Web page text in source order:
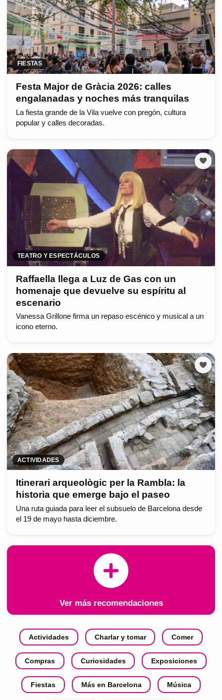
FIESTAS
Festa Major de Gràcia 2026: calles
engalanadas y noches más tranquilas
La fiesta grande de la Vila vuelve con pregón, cultura
popular y calles decoradas.
TEATRO Y ESPECTÁCULOS
Raffaella llega a Luz de Gas con un
homenaje que devuelve su espíritu al
escenario
Vanessa Grillone firma un repaso escénico y musical a un
icono eterno.
ACTIVIDADES
Itinerari arqueològic per la Rambla: la
historia que emerge bajo el paseo
Una ruta guiada para leer el subsuelo de Barcelona desde
el 19 de mayo hasta diciembre.
Ver más recomendaciones
Actividades Charlar y tomar Comer
Compras Curiosidades Exposiciones
Fiestas Más en Barcelona Música